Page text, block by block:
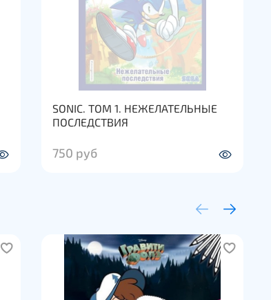
SONIC. ТОМ 1. НЕЖЕЛАТЕЛЬНЫЕ
ПОСЛЕДСТВИЯ
750 руб